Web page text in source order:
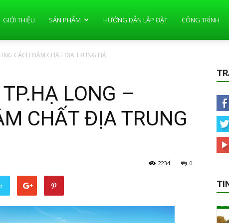
GIỚI THIỆU SẢN PHẨM HƯỚNG DẪN LẮP ĐẶT CÔNG TRÌNH
CÁCH ĐẬM CHẤT ĐỊA TRUNG HẢI
LONG –
CHẤT ĐỊA TRUNG
0
2234